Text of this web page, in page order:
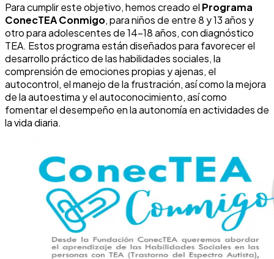
Para cumplir este objetivo, hemos creado el Programa
ConecTEA Conmigo, para niños de entre 8 y 13 años y
otro para adolescentes de 14-18 años, con diagnóstico
TEA. Estos programa están diseñados para favorecer el
desarrollo práctico de las habilidades sociales, la
comprensión de emociones propias y ajenas, el
autocontrol, el manejo de la frustración, así como la mejora
de la autoestima y el autoconocimiento, así como
fomentar el desempeño en la autonomía en actividades de
la vida diaria.